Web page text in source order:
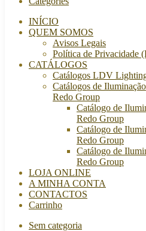
INÍCIO
QUEM SOMOS
Avisos Legais
Política de Privacidade
CATÁLOGOS
Catálogos LDV
Catálogos de Iluminação
Redo Group
Catálogo de
Redo Group
Catálogo de
Redo Group
Catálogo de
Redo Group
LOJA ONLINE
A MINHA CONTA
CONTACTOS
Carrinho
Sem categoria